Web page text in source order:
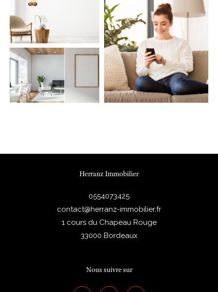
Herranz Immobilier
0554073425
contact@herranz-immobilier.fr
1 cours du Chapeau Rouge
33000
Bordeaux
Nous suivre sur